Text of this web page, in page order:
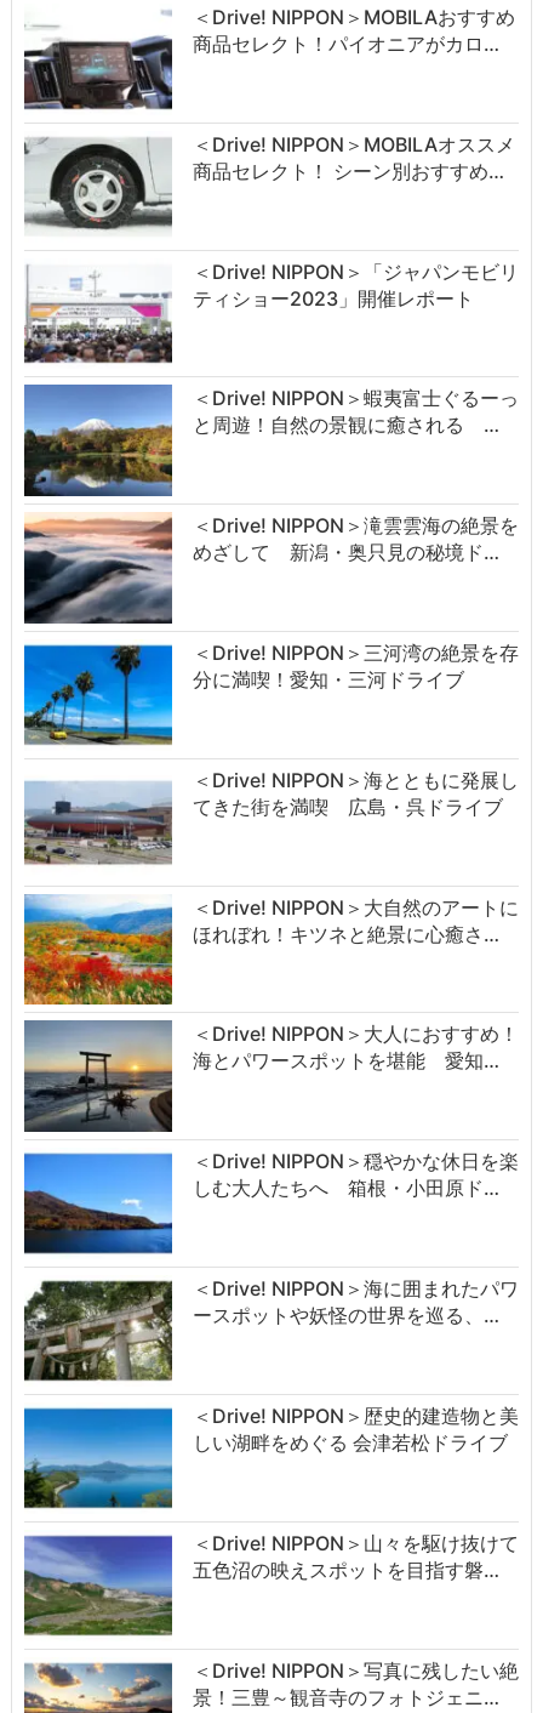
＜Drive! NIPPON＞MOBILAおすすめ
商品セレクト！パイオニアがカロ…
＜Drive! NIPPON＞MOBILAオススメ
商品セレクト！ シーン別おすすめ…
＜Drive! NIPPON＞「ジャパンモビリ
ティショー2023」開催レポート
＜Drive! NIPPON＞蝦夷富士ぐるーっ
と周遊！自然の景観に癒される …
＜Drive! NIPPON＞滝雲雲海の絶景を
めざして 新潟・奥只見の秘境ド…
＜Drive! NIPPON＞三河湾の絶景を存
分に満喫！愛知・三河ドライブ
＜Drive! NIPPON＞海とともに発展し
てきた街を満喫 広島・呉ドライブ
＜Drive! NIPPON＞大自然のアートに
ほれぼれ！キツネと絶景に心癒さ…
＜Drive! NIPPON＞大人におすすめ！
海とパワースポットを堪能 愛知…
＜Drive! NIPPON＞穏やかな休日を楽
しむ大人たちへ 箱根・小田原ド…
＜Drive! NIPPON＞海に囲まれたパワ
ースポットや妖怪の世界を巡る、…
＜Drive! NIPPON＞歴史的建造物と美
しい湖畔をめぐる 会津若松ドライブ
＜Drive! NIPPON＞山々を駆け抜けて
五色沼の映えスポットを目指す磐…
＜Drive! NIPPON＞写真に残したい絶
景！三豊～観音寺のフォトジェニ…